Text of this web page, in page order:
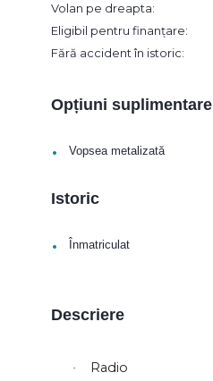
Volan pe dreapta:
Eligibil pentru finanțare:
Fără accident în istoric:
Opțiuni suplimentare
• Vopsea metalizată
Istoric
• Înmatriculat
Descriere
· Radio